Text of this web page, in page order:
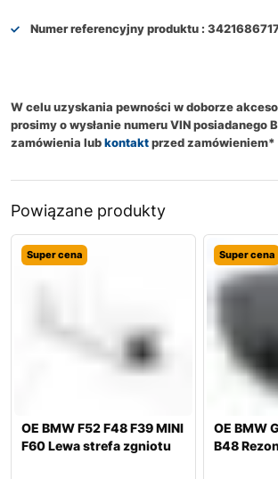
Numer referencyjny produktu :
W celu uzyskania pewności w doborze
prosimy o wysłanie numeru VIN posiadanego
zamówienia lubkontaktprzed zamówieniem*
Powiązane produkty
Super cena
OE BMW F52 F48 F39 MINI
F60 Lewa strefa zgniotu
Super cena
OE BMW
B48